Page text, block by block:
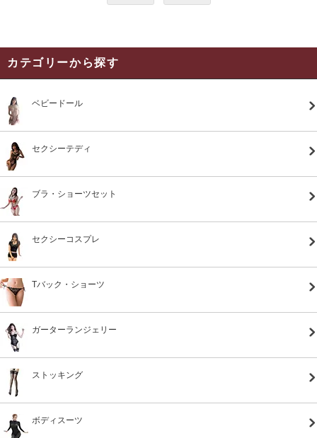
カテゴリーから探す
ベビードール
セクシーテディ
ブラ・ショーツセット
セクシーコスプレ
Tバック・ショーツ
ガーターランジェリー
ストッキング
ボディスーツ